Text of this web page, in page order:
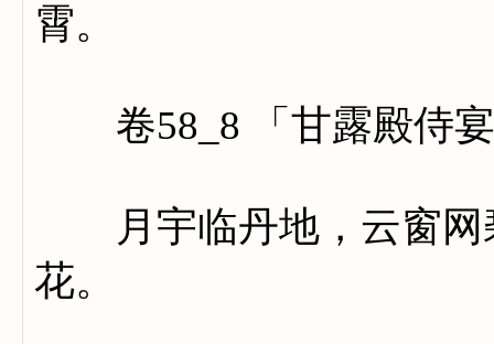
霄。
卷58_8 「甘露殿侍宴
月宇临丹地，云窗网
花。